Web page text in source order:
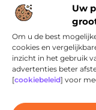
Uw
Om u de best
cookies en
inzicht in het gebruik
advertenties beter
[cookiebeleid] voor
“Ontdek
Shift040.nl
kijken. Een
en de magie
Onze informatie